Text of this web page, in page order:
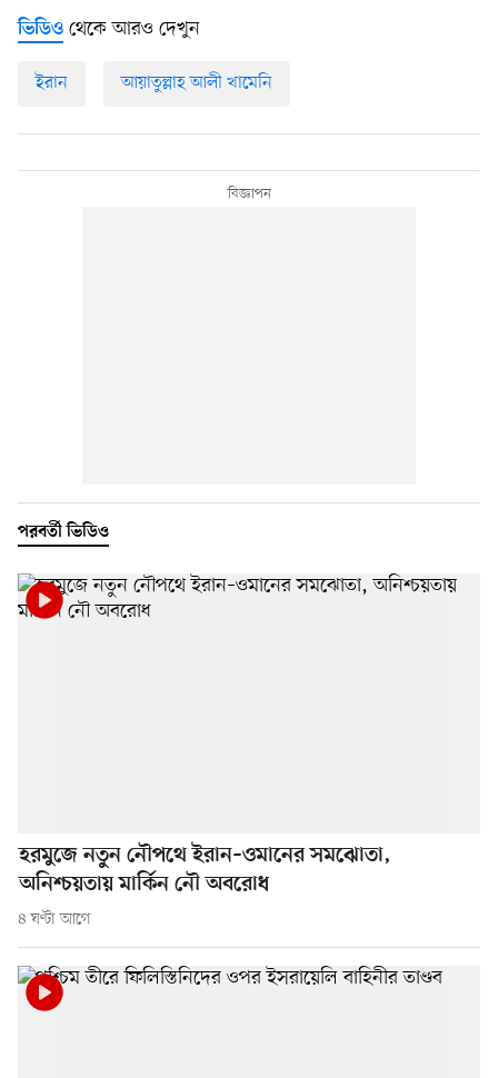
ভিডিও থেকে আরও দেখুন
ইরান আয়াতুল্লাহ আলী খামেনি
পরবর্তী ভিডিও
হরমুজে নতুন নৌপথে ইরান–ওমানের সমঝোতা,
অনিশ্চয়তায় মার্কিন নৌ অবরোধ
৪ ঘণ্টা আগে